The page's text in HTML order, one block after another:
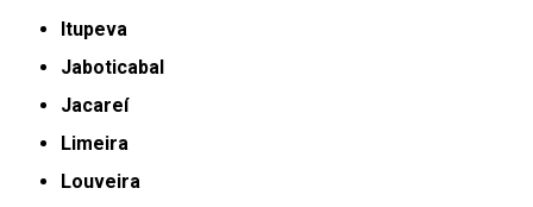
Itupeva
Jaboticabal
Jacareí
Limeira
Louveira